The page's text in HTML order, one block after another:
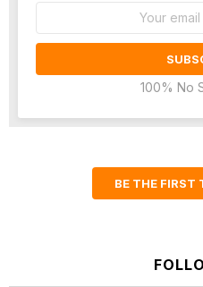
100% No
BE THE FIRST